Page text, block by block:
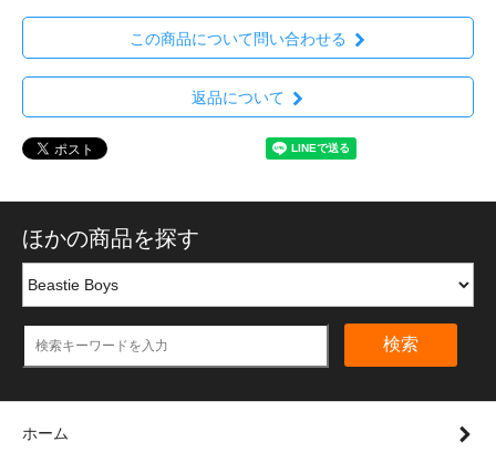
この商品について問い合わせる
返品について
ほかの商品を探す
検索
ホーム